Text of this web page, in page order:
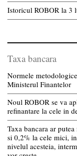
Istoricul ROBOR la 3
Taxa bancara
Normele
Ministerul Finantelor
Noul ROBOR se va
refinantare la cele in
Taxa bancara ar
si 0,2% la cele mici,
nivelul acesteia,